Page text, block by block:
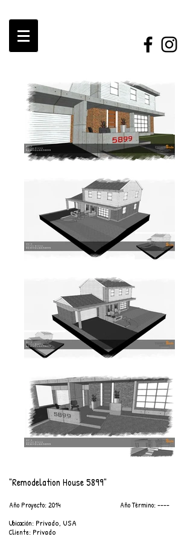
"Remodelation House 5899"​
Año Proyecto: 2014 Año Término: ----
Ubicación: Privado, USA
Cliente: Privado